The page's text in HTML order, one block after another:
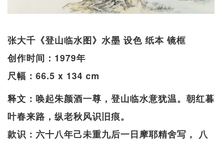
张大千《登山临水图》水墨 设色 纸本 镜框
创作时间：1979年
尺幅：66.5 x 134 cm
释文：唤起朱颜酒一尊，登山临水意犹温。朝红暮
叶春来路，纵老秋风识旧痕。
款识：六十八年己未重九后一日摩耶精舍写， 八